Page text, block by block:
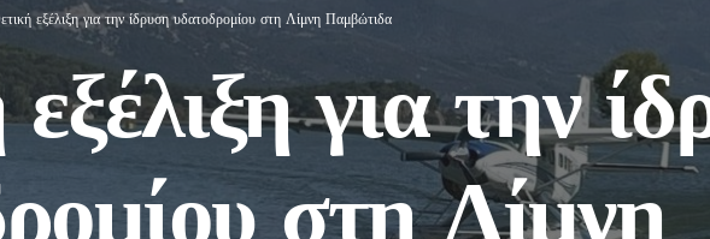
εξέλιξη για την ίδρυση υδατοδρομίου στη Λίμνη Παμβώτιδα
για την
στη Λίμνη